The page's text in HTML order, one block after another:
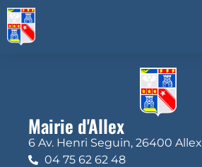
Mairie d'Allex
6 Av. Henri Seguin, 26400 Allex
04 75 62 62 48